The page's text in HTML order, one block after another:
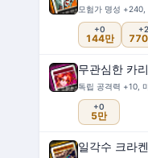
모험가 명성
+0
144만
+2
무관심한 카
독립 공격력 +10,
+0
5만
일각수 크라